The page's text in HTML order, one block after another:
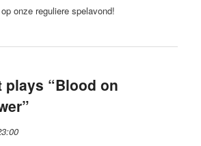
onze reguliere spelavond!
plays “Blood on